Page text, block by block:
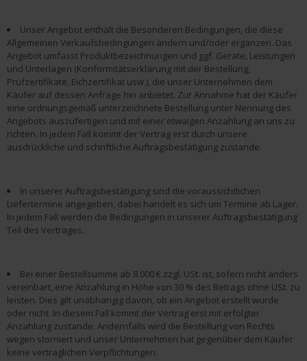
Unser Angebot enthält die Besonderen Bedingungen, die diese
Allgemeinen Verkaufsbedingungen ändern und/oder ergänzen. Das
Angebot umfasst Produktbezeichnungen und ggf. Geräte, Leistungen
und Unterlagen (Konformitätserklärung mit der Bestellung,
Prüfzertifikate, Eichzertifikat usw.), die unser Unternehmen dem
Käufer auf dessen Anfrage hin anbietet. Zur Annahme hat der Käufer
eine ordnungsgemäß unterzeichnete Bestellung unter Nennung des
Angebots auszufertigen und mit einer etwaigen Anzahlung an uns zu
richten. In jedem Fall kommt der Vertrag erst durch unsere
ausdrückliche und schriftliche Auftragsbestätigung zustande.
In unserer Auftragsbestätigung sind die voraussichtlichen
Liefertermine angegeben, dabei handelt es sich um Termine ab Lager.
In jedem Fall werden die Bedingungen in unserer Auftragsbestätigung
Teil des Vertrages.
Bei einer Bestellsumme ab 8.000 € zzgl. USt. ist, sofern nicht anders
vereinbart, eine Anzahlung in Höhe von 30 % des Betrags ohne USt. zu
leisten. Dies gilt unabhängig davon, ob ein Angebot erstellt wurde
oder nicht. In diesem Fall kommt der Vertrag erst mit erfolgter
Anzahlung zustande. Andernfalls wird die Bestellung von Rechts
wegen storniert und unser Unternehmen hat gegenüber dem Käufer
keine vertraglichen Verpflichtungen.